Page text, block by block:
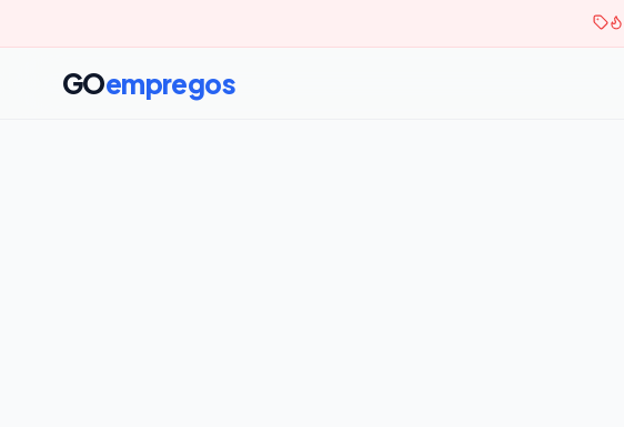
GOempregos